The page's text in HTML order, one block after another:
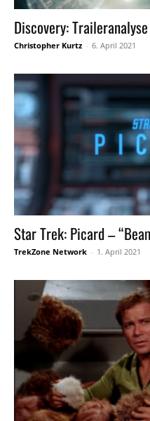
Discovery:
Christopher Kurtz - 6. April 2021
Star Trek: Picard –
TrekZone Network - 1. April 2021